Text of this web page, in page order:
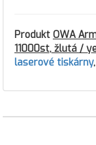
Produkt OWA
11000st, žlutá /
laserové tiskárny,